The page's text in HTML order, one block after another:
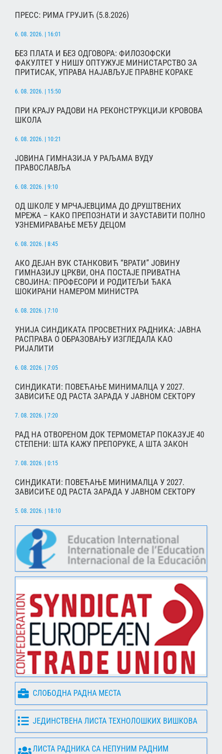
ПРЕСС: РИМА ГРУЈИЋ (5.8.2026)
6. 08. 2026. | 16:01
БЕЗ ПЛАТА И БЕЗ ОДГОВОРА: ФИЛОЗОФСКИ
ФАКУЛТЕТ У НИШУ ОПТУЖУЈЕ МИНИСТАРСТВО ЗА
ПРИТИСАК, УПРАВА НАЈАВЉУЈЕ ПРАВНЕ КОРАКЕ
6. 08. 2026. | 15:50
ПРИ КРАЈУ РАДОВИ НА РЕКОНСТРУКЦИЈИ КРОВОВА
ШКОЛА
6. 08. 2026. | 10:21
ЈОВИНА ГИМНАЗИЈА У РАЉАМА ВУДУ
ПРАВОСЛАВЉА
6. 08. 2026. | 9:10
ОД ШКОЛЕ У МРЧАЈЕВЦИМА ДО ДРУШТВЕНИХ
МРЕЖА – КАКО ПРЕПОЗНАТИ И ЗАУСТАВИТИ ПОЛНО
УЗНЕМИРАВАЊЕ МЕЂУ ДЕЦОМ
6. 08. 2026. | 8:45
АКО ДЕЈАН ВУК СТАНКОВИЋ “ВРАТИ” ЈОВИНУ
ГИМНАЗИЈУ ЦРКВИ, ОНА ПОСТАЈЕ ПРИВАТНА
СВОЈИНА: ПРОФЕСОРИ И РОДИТЕЉИ ЂАКА
ШОКИРАНИ НАМЕРОМ МИНИСТРА
6. 08. 2026. | 7:10
УНИЈА СИНДИКАТА ПРОСВЕТНИХ РАДНИКА: ЈАВНА
РАСПРАВА О ОБРАЗОВАЊУ ИЗГЛЕДАЛА КАО
РИЈАЛИТИ
6. 08. 2026. | 7:05
СИНДИКАТИ: ПОВЕЋАЊЕ МИНИМАЛЦА У 2027.
ЗАВИСИЋЕ ОД РАСТА ЗАРАДА У ЈАВНОМ СЕКТОРУ
7. 08. 2026. | 7:20
РАД НА ОТВОРЕНОМ ДОК ТЕРМОМЕТАР ПОКАЗУЈЕ 40
СТЕПЕНИ: ШТА КАЖУ ПРЕПОРУКЕ, А ШТА ЗАКОН
7. 08. 2026. | 0:15
СИНДИКАТИ: ПОВЕЋАЊЕ МИНИМАЛЦА У 2027.
ЗАВИСИЋЕ ОД РАСТА ЗАРАДА У ЈАВНОМ СЕКТОРУ
5. 08. 2026. | 18:10
СЛОБОДНА РАДНА МЕСТА
ЈЕДИНСТВЕНА ЛИСТА ТЕХНОЛОШКИХ ВИШКОВА
ЛИСТА РАДНИКА СА НЕПУНИМ РАДНИМ